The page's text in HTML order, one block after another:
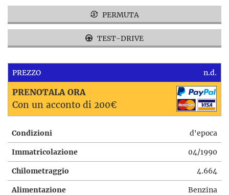
PERMUTA
TEST-DRIVE
PREZZO n.d.
PRENOTALA ORA
Con un acconto di 200€
Condizioni d'epoca
Immatricolazione 04/1990
Chilometraggio 4.664
Alimentazione Benzina